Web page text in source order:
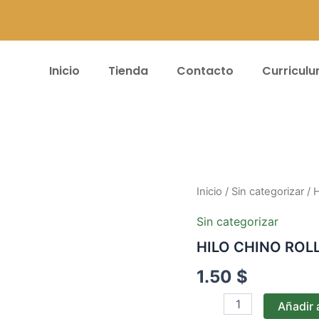
Inicio Tienda Contacto
Inicio / Sin categorizar /
Sin categorizar
HILO CHINO
1.50 $
HILO
ROLLO*50YD
#13
cantidad
Añadir